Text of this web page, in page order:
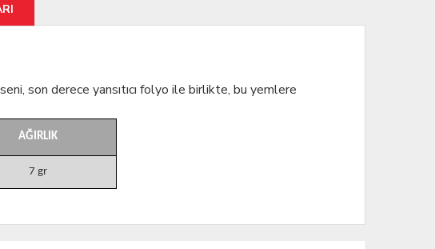
son derece yansıtıcı folyo ile birlikte, bu yemlere
AĞIRLIK
7 gr